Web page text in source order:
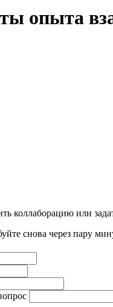
опыта
коллаборацию или
снова через пару